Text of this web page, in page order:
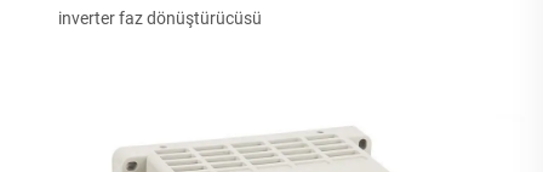
inverter faz dönüştürücüsü